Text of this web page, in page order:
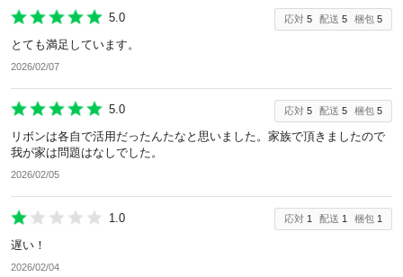
5.0 応対 5 配送 5 梱包 5
とても満足しています。
2026/02/07
5.0 応対 5 配送 5 梱包 5
リボンは各自で活用だったんたなと思いました。家族で頂きましたので
我が家は問題はなしでした。
2026/02/05
1.0 応対 1 配送 1 梱包 1
遅い！
2026/02/04